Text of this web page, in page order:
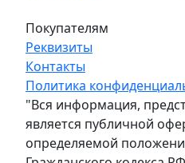
Покупателям
Реквизиты
Контакты
Политика
"Вся информация,
является публичной
определяемой